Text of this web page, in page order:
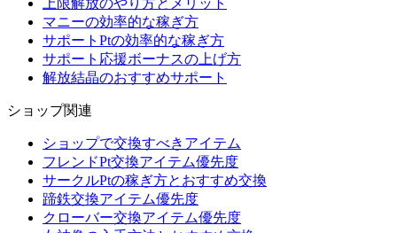
上限解放のやり方とメリット
マニーの効率的な稼ぎ方
サポートPtの効率的な稼ぎ方
サポート応援ボーナスの上げ方
解放結晶のおすすめサポート
ショップ関連
ショップで交換すべきアイテム
フレンドPt交換アイテム優先度
サークルPtの稼ぎ方とおすすめ交換
蹄鉄交換アイテム優先度
クローバー交換アイテム優先度